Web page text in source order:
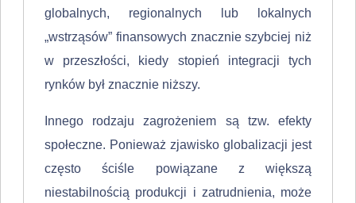
globalnych, re­gionalnych lub lokalnych
„wstrząsów” finansowych znacznie szybciej niż
w przeszłości, kiedy stopień integracji tych
rynków był znacznie niższy.
Innego rodzaju zagrożeniem są tzw. efekty
społeczne. Ponieważ zjawisko globalizacji jest
często ściśle powiązane z większą
niestabilnością produkcji i zatrudnienia, może